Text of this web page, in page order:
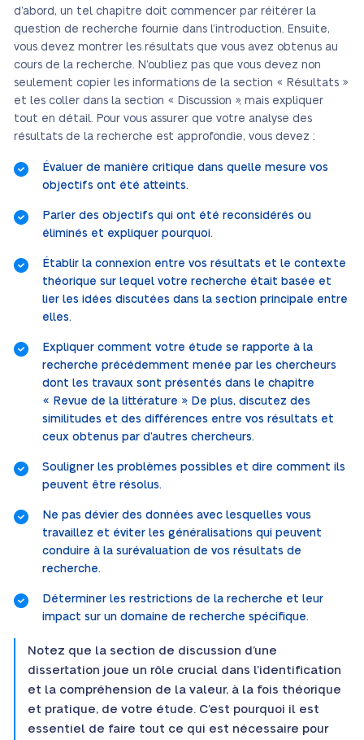
d’abord, un tel chapitre doit commencer par réitérer la
question de recherche fournie dans l’introduction. Ensuite,
vous devez montrer les résultats que vous avez obtenus au
cours de la recherche. N’oubliez pas que vous devez non
seulement copier les informations de la section « Résultats »
et les coller dans la section « Discussion », mais expliquer
tout en détail. Pour vous assurer que votre analyse des
résultats de la recherche est approfondie, vous devez :
Évaluer de manière critique dans quelle mesure vos
objectifs ont été atteints.
Parler des objectifs qui ont été reconsidérés ou
éliminés et expliquer pourquoi.
Établir la connexion entre vos résultats et le contexte
théorique sur lequel votre recherche était basée et
lier les idées discutées dans la section principale entre
elles.
Expliquer comment votre étude se rapporte à la
recherche précédemment menée par les chercheurs
dont les travaux sont présentés dans le chapitre
« Revue de la littérature ». De plus, discutez des
similitudes et des différences entre vos résultats et
ceux obtenus par d’autres chercheurs.
Souligner les problèmes possibles et dire comment ils
peuvent être résolus.
Ne pas dévier des données avec lesquelles vous
travaillez et éviter les généralisations qui peuvent
conduire à la surévaluation de vos résultats de
recherche.
Déterminer les restrictions de la recherche et leur
impact sur un domaine de recherche spécifique.
Notez que la section de discussion d’une
dissertation joue un rôle crucial dans l’identification
et la compréhension de la valeur, à la fois théorique
et pratique, de votre étude. C’est pourquoi il est
essentiel de faire tout ce qui est nécessaire pour